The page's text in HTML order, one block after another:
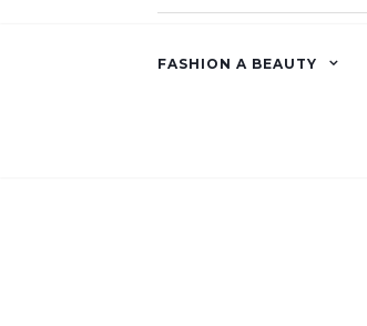
FASHION A BEAUTY